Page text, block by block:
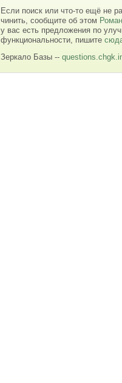
Если поиск или что-то ещё не
чинить, сообщите об этом
у вас есть предложения по
функциональности, пишите
Зеркало Базы --